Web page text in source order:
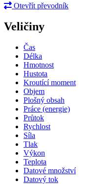
Otevřít převodník
Veličiny
Čas
Délka
Hmotnost
Hustota
Kroutící moment
Objem
Plošný obsah
Práce (energie)
Průtok
Rychlost
Síla
Tlak
Výkon
Teplota
Datové množství
Datový tok